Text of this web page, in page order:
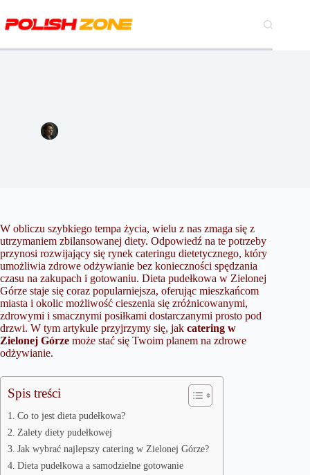
do
treści
W obliczu szybkiego tempa życia, wielu z nas zmaga się z
utrzymaniem zbilansowanej diety. Odpowiedź na te potrzeby
przynosi rozwijający się rynek cateringu dietetycznego, który
umożliwia zdrowe odżywianie bez konieczności spędzania
czasu na zakupach i gotowaniu. Dieta pudełkowa w Zielonej
Górze staje się coraz popularniejsza, oferując mieszkańcom
miasta i okolic możliwość cieszenia się zróżnicowanymi,
zdrowymi i smacznymi posiłkami dostarczanymi prosto pod
drzwi. W tym artykule przyjrzymy się, jak catering w
Zielonej Górze może stać się Twoim planem na zdrowe
odżywianie.
Spis treści
Co to jest dieta pudełkowa?
Zalety diety pudełkowej
Jak wybrać najlepszy catering w Zielonej Górze?
Dieta pudełkowa a samodzielne gotowanie